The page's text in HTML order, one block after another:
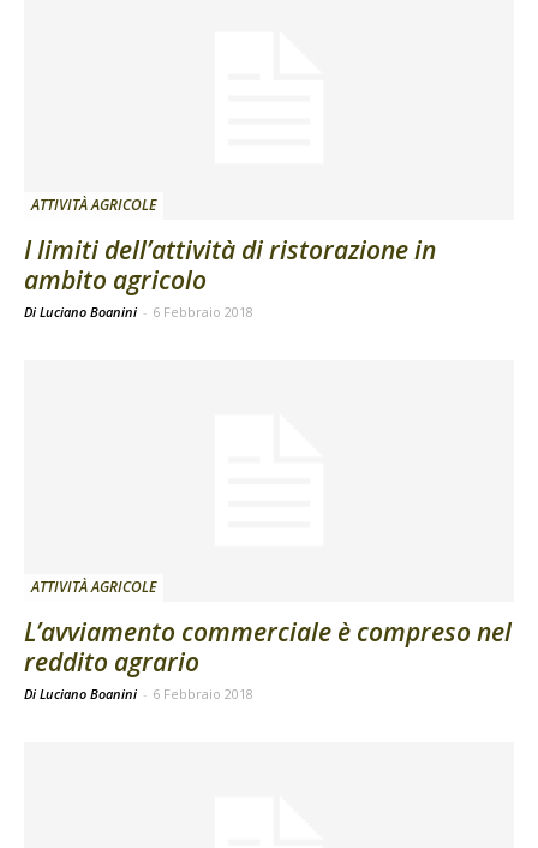
ATTIVITÀ AGRICOLE
I limiti dell’attività di ristorazione in
ambito agricolo
Di Luciano Boanini - 6 Febbraio 2018
ATTIVITÀ AGRICOLE
L’avviamento commerciale è compreso nel
reddito agrario
Di Luciano Boanini - 6 Febbraio 2018